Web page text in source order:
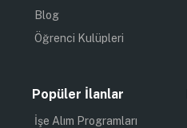
Blog
Öğrenci Kulüpleri
Popüler İlanlar
İşe Alım Programları